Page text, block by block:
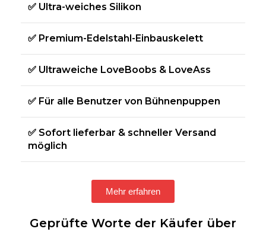
✅ Ultra-weiches Silikon
✅ Premium-Edelstahl-Einbauskelett
✅ Ultraweiche LoveBoobs & LoveAss
✅ Für alle Benutzer von Bühnenpuppen
✅ Sofort lieferbar & schneller Versand
möglich
Mehr erfahren
Geprüfte Worte der Käufer über